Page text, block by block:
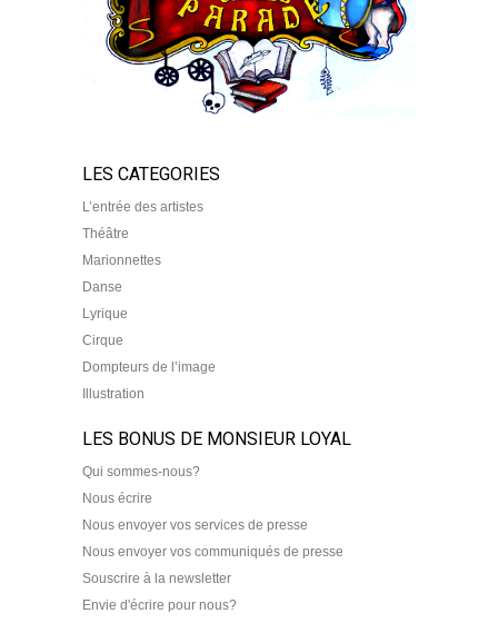
LES CATEGORIES
L’entrée des artistes
Théâtre
Marionnettes
Danse
Lyrique
Cirque
Dompteurs de l’image
Illustration
LES BONUS DE MONSIEUR LOYAL
Qui sommes-nous?
Nous écrire
Nous envoyer vos services de presse
Nous envoyer vos communiqués de presse
Souscrire à la newsletter
Envie d'écrire pour nous?